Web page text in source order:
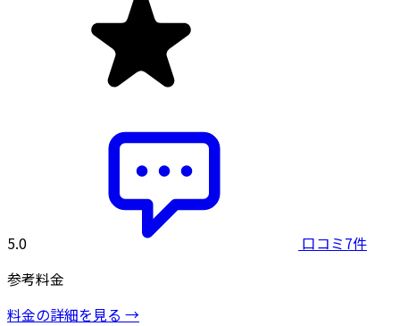
5.0
口コミ7件
参考料金
料金の詳細を見る →